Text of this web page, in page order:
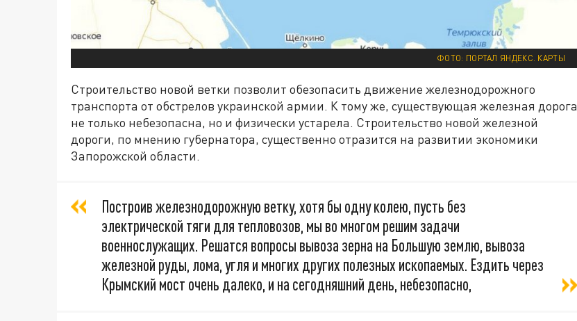
ФОТО: ПОРТАЛ ЯНДЕКС. КАРТЫ
Строительство новой ветки позволит обезопасить движение железнодорожного
транспорта от обстрелов украинской армии. К тому же, существующая железная дорога
не только небезопасна, но и физически устарела. Строительство новой железной
дороги, по мнению губернатора, существенно отразится на развитии экономики
Запорожской области.
Построив железнодорожную ветку, хотя бы одну колею, пусть без
электрической тяги для тепловозов, мы во многом решим задачи
военнослужащих. Решатся вопросы вывоза зерна на Большую землю, вывоза
железной руды, лома, угля и многих других полезных ископаемых. Ездить через
Крымский мост очень далеко, и на сегодняшний день, небезопасно,